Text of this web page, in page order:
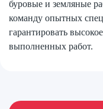
буровые и земляные
команду опытных
гарантировать
выполненных работ.